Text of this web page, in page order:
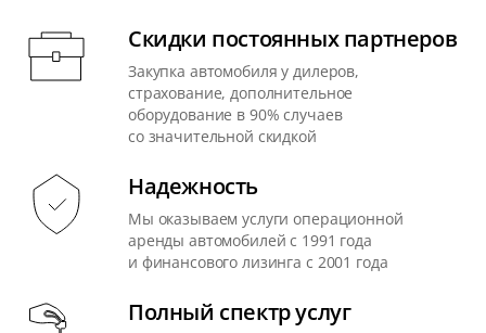
Скидки постоянных партнеров
Закупка автомобиля у дилеров,
страхование, дополнительное
оборудование в 90% случаев
со значительной скидкой
Надежность
Мы оказываем услуги операционной
аренды автомобилей с 1991 года
и финансового лизинга с 2001 года
Полный спектр услуг